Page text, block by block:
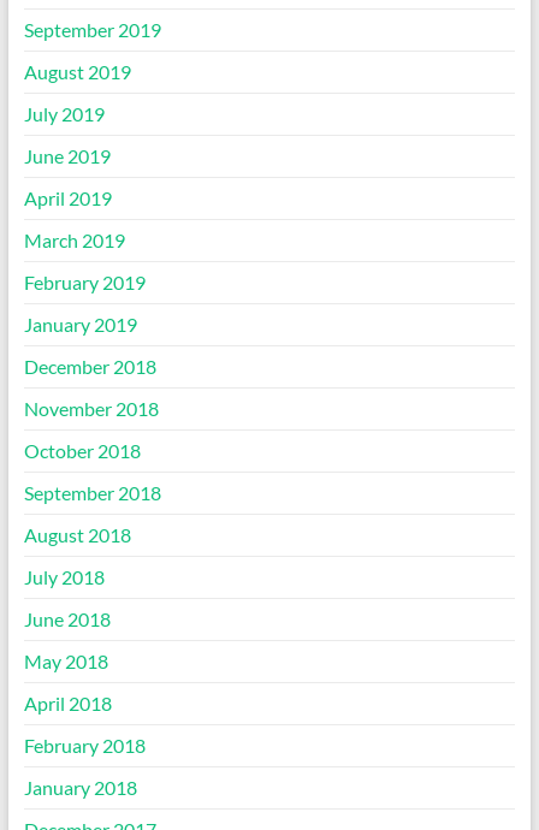
September 2019
August 2019
July 2019
June 2019
April 2019
March 2019
February 2019
January 2019
December 2018
November 2018
October 2018
September 2018
August 2018
July 2018
June 2018
May 2018
April 2018
February 2018
January 2018